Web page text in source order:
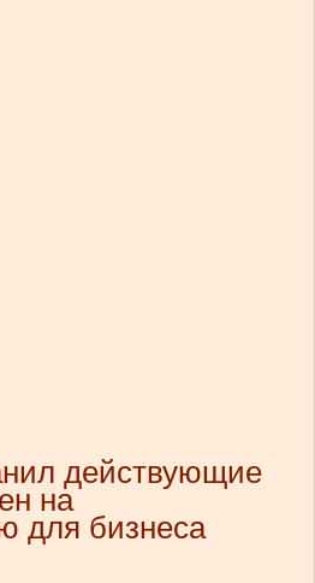
действующие
на
для бизнеса